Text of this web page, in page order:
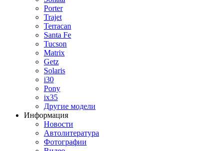
Porter
Trajet
Terracan
Santa Fe
Tucson
Matrix
Getz
Solaris
i30
Pony
ix35
Другие модели
Информация
Новости
Автолитература
Фотографии